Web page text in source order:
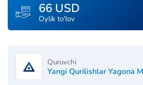
66 USD
Oylik to'lov
Quruvchi
Yangi Qurilishlar Yagona